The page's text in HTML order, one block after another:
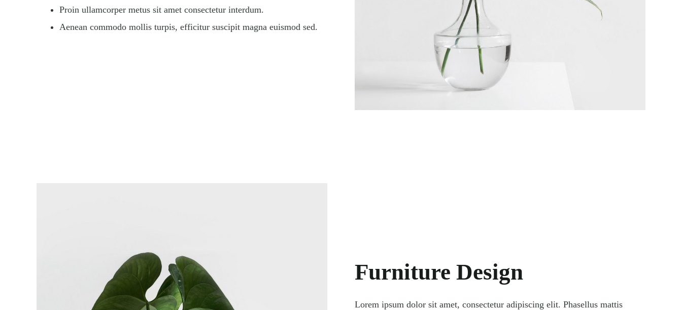
Proin ullamcorper metus sit amet consectetur interdum.
Aenean commodo mollis turpis, efficitur suscipit magna euismod sed.
Furniture Design
Lorem ipsum dolor sit amet, consectetur adipiscing elit. Phasellus mattis